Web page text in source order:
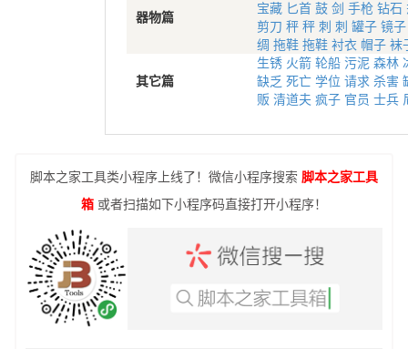
器物篇
宝藏 匕首 鼓 剑 手枪 钻石
剪刀 秤 秤 刺 刺 罐子 镜子
绸 拖鞋 拖鞋 衬衣 帽子 袜
其它篇
生锈 火箭 轮船 污泥 森林
缺乏 死亡 学位 请求 杀害
贩 清道夫 疯子 官员 士兵
脚本之家工具类小程序上线了！微信小程序搜索 脚本之家工具
箱 或者扫描如下小程序码直接打开小程序！